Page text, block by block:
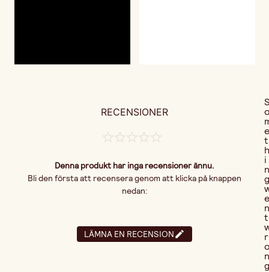
RECENSIONER
Denna produkt har inga recensioner ännu.
Bli den första att recensera genom att klicka på knappen
nedan:
LÄMNA EN RECENSION
e
t
h
i
n
g
e
n
t
r
n
g